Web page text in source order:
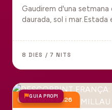
Gaudirem d'una
daurada, sol i
8 DIES / 7 NITS
GUIA PROPI
9 octubre 2026